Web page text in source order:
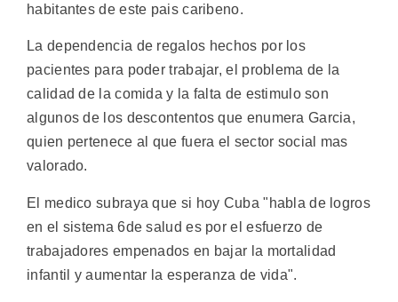
habitantes de este pais caribeno.
La dependencia de regalos hechos por los
pacientes para poder trabajar, el problema de la
calidad de la comida y la falta de estimulo son
algunos de los descontentos que enumera Garcia,
quien pertenece al que fuera el sector social mas
valorado.
El medico subraya que si hoy Cuba "habla de logros
en el sistema 6de salud es por el esfuerzo de
trabajadores empenados en bajar la mortalidad
infantil y aumentar la esperanza de vida".